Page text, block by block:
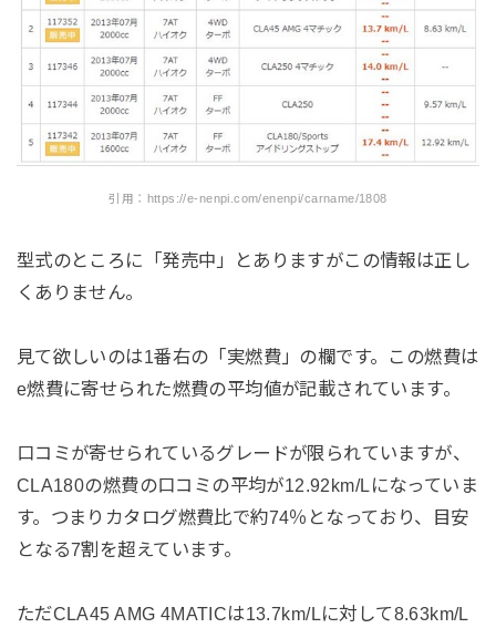
引用：https://e-nenpi.com/enenpi/carname/1808
型式のところに「発売中」とありますがこの情報は正し
くありません。
見て欲しいのは1番右の「実燃費」の欄です。この燃費は
e燃費に寄せられた燃費の平均値が記載されています。
口コミが寄せられているグレードが限られていますが、
CLA180の燃費の口コミの平均が12.92km/Lになっていま
す。つまりカタログ燃費比で約74％となっており、目安
となる7割を超えています。
ただCLA45 AMG 4MATICは13.7km/Lに対して8.63km/L